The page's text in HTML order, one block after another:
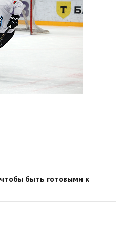
быть готовыми к